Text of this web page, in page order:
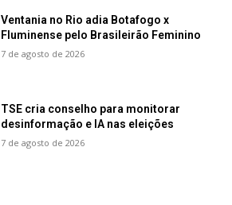
Ventania no Rio adia Botafogo x
Fluminense pelo Brasileirão Feminino
7 de agosto de 2026
TSE cria conselho para monitorar
desinformação e IA nas eleições
7 de agosto de 2026